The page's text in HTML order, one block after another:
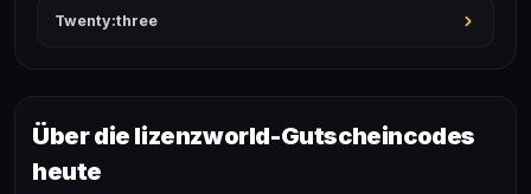
Twenty:three
Über die lizenzworld-Gutscheincodes
heute